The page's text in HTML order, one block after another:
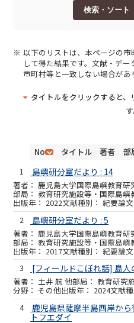
検索・ソート
以下のリストは、本ページの
して得た結果です。文献・デ
市町村等と一致しない場合があ
タイトルをクリックすると
す
No
タイトル 著者 部
1
島嶼研分室だより : 14
鹿児島大学国際島嶼教育研
教育研究施設等・国際島嶼
2022
紀要論文
2
島嶼研分室だより : 5
鹿児島大学国際島嶼教育研
教育研究施設等・国際島嶼
2017
紀要論文
3
[フィールドこぼれ話] 島
土井 航 他 教育研究
その他 2024
4
鹿児島県薩摩半島西岸か
トフエダイ